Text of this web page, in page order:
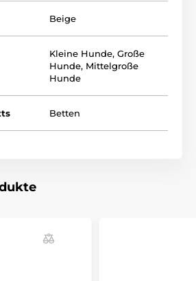
maximal unterscheiden.)
Beige
Kleine Hunde, Große
Hunde, Mittelgroße
Hunde
Betten